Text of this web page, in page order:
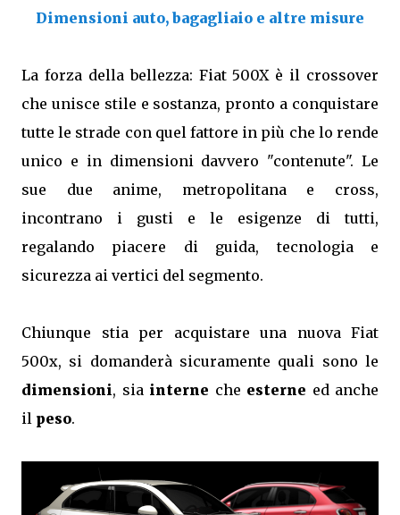
Dimensioni auto, bagagliaio e altre misure
La forza della bellezza: Fiat 500X è il crossover
che unisce stile e sostanza, pronto a conquistare
tutte le strade con quel fattore in più che lo rende
unico e in dimensioni davvero "contenute". Le
sue due anime, metropolitana e cross,
incontrano i gusti e le esigenze di tutti,
regalando piacere di guida, tecnologia e
sicurezza ai vertici del segmento.
Chiunque stia per acquistare una nuova Fiat
500x, si domanderà sicuramente quali sono le
dimensioni, sia interne che esterne ed anche
il peso.